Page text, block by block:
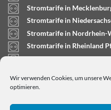
Wir verwenden Cookies, um unsere
optimieren.
Stromtarife in
Stromtarife in
Stromtarife in Nordrhein-
Stromtarife in Rheinland
Stromtarife in Saarland
Stromtarife in Schleswig-